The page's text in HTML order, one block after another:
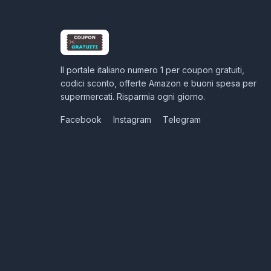
Il portale italiano numero 1 per coupon gratuiti,
codici sconto, offerte Amazon e buoni spesa per
supermercati. Risparmia ogni giorno.
Facebook Instagram Telegram